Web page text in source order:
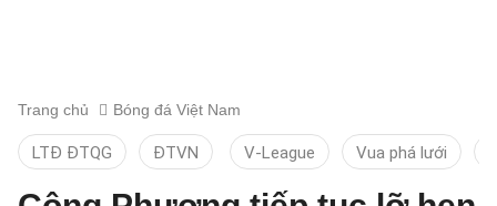
Trang chủ Bóng đá Việt Nam
LTĐ ĐTQG ĐTVN V-League Vua phá lưới